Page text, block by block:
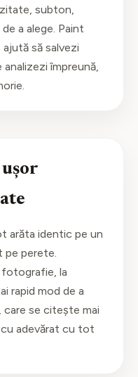
subton,
a alege. Paint
să salvezi
împreună,
arăta identic pe un
pe perete.
fotografie, la
rapid mod de a
care se citește mai
adevărat cu tot